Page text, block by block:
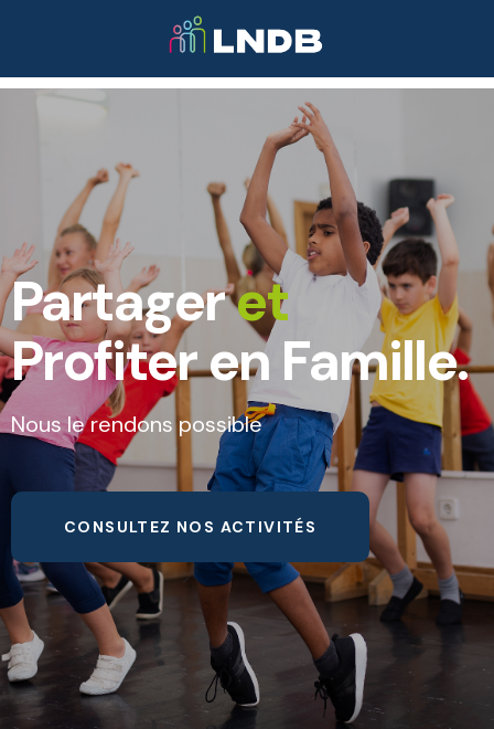
Partageret
Profiter en Famille.
Nous le rendons possible
CONSULTEZ NOS ACTIVITÉS